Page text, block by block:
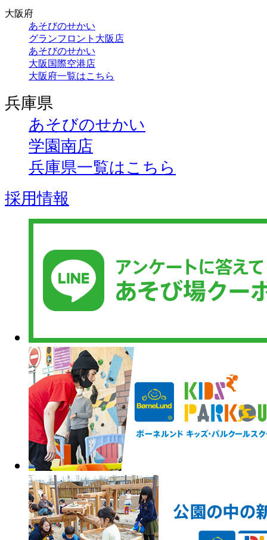
大阪府
あそびのせかい
グランフロント大阪店
あそびのせかい
大阪国際空港店
大阪府一覧はこちら
兵庫県
あそびのせかい
学園南店
兵庫県一覧はこちら
採用情報